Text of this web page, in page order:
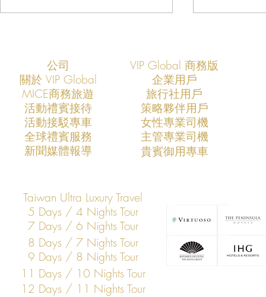
VIP Global：定義未來十年的亞
太企業高層安全新標準
VIP Global
市場的專業
公司
VIP Global 商務版
關於 VIP Global
企業用戶
​MICE商務旅遊
旅行社用戶
​活動禮賓接待
策略夥伴用戶
活動接駁專車
​全球禮賓服務
​新聞媒體報導
​女性專業司機
​主管專業司機
​貴賓御用專車
Taiwan Ultra Luxury Travel
5 Days / 4 Nights Tour
7 Days / 6 Nights Tour
8 Days / 7 Nights Tour
9 Days / 8 Nights Tour
11 Days / 10 Nights Tour
12 Days / 11 Nights Tour